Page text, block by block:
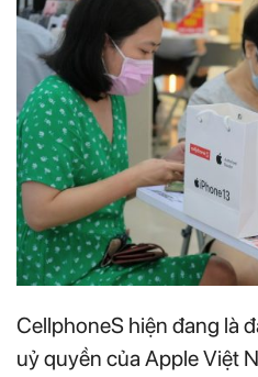
CellphoneS hiện đang là
uỷ quyền của Apple Việt